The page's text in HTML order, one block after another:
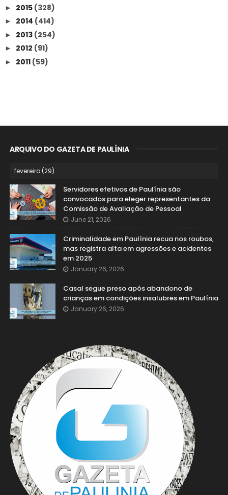
► 2015 (328)
► 2014 (414)
► 2013 (254)
► 2012 (91)
► 2011 (59)
ARQUIVO DO GAZETA DE PAULÍNIA
Servidores efetivos de Paulínia são
convocados para eleger representantes da
Comissão de Avaliação de Pessoal
June 21, 2026
Criminalidade em Paulínia recua nos roubos,
mas registra alta em agressões e acidentes
em 2025
January 26, 2026
Casal segue preso após abandono de
crianças em condições insalubres em Paulínia
January 26, 2026